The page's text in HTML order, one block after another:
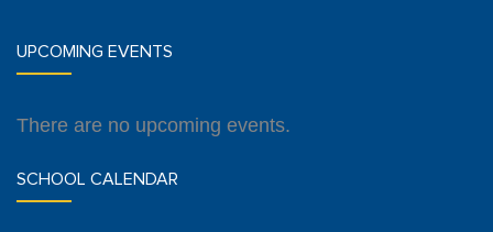
UPCOMING EVENTS
There are no upcoming events.
SCHOOL CALENDAR